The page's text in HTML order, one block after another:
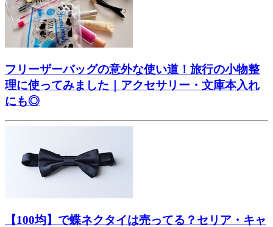
フリーザーバッグの意外な使い道！旅行の小物整
理に使ってみました｜アクセサリー・文庫本入れ
にも◎
【100均】で蝶ネクタイは売ってる？セリア・キャ